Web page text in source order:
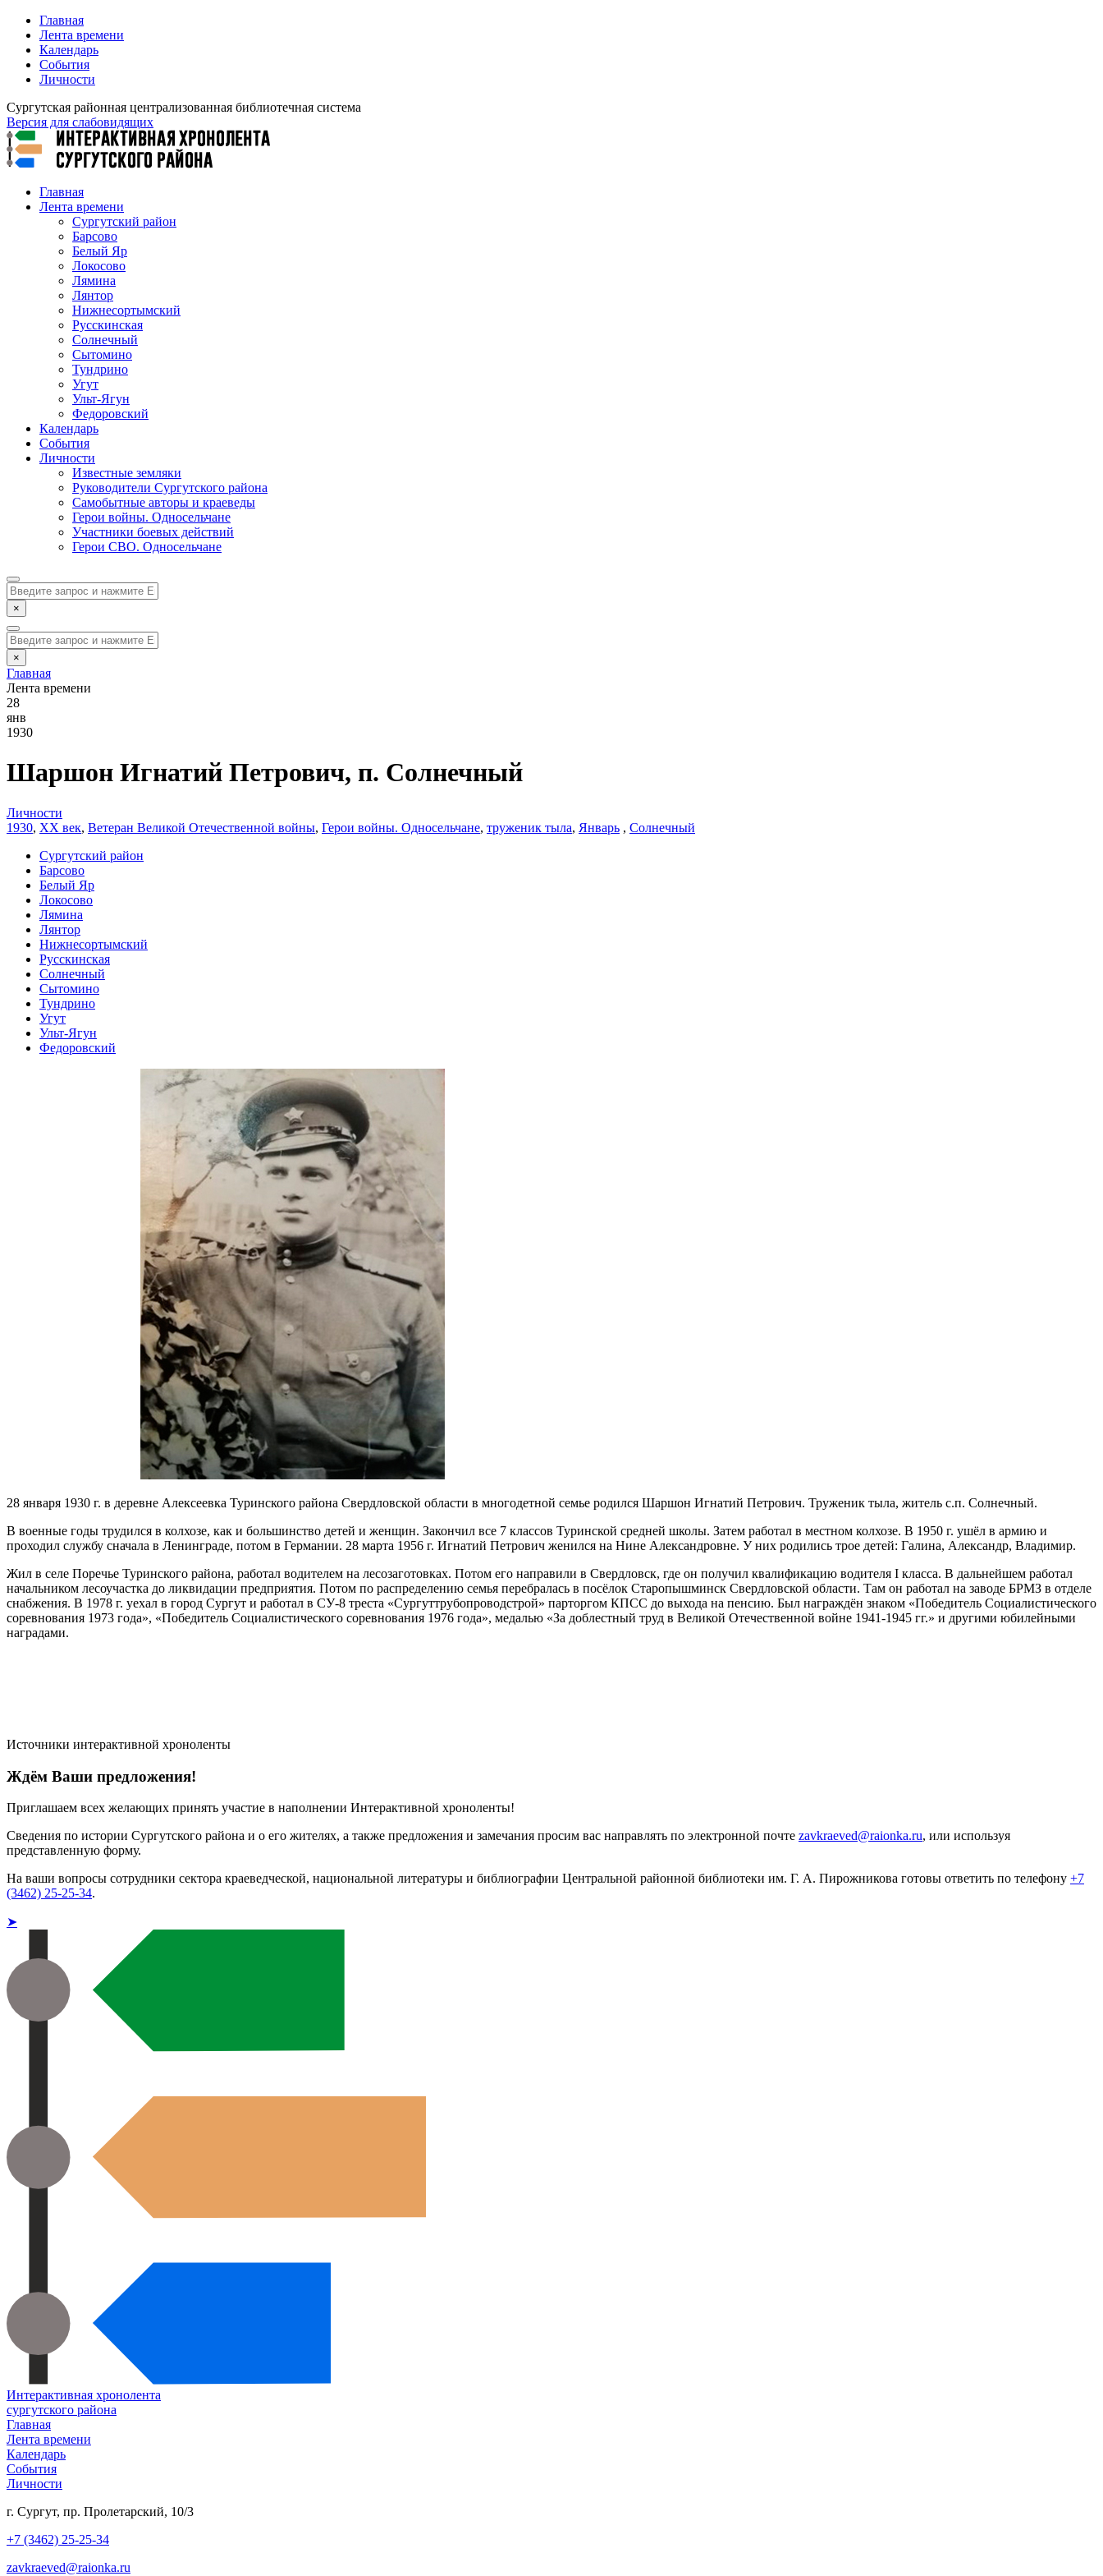
Главная
Лента времени
Календарь
События
Личности
Сургутская районная централизованная библиотечная система
Версия для слабовидящих
Главная
Лента времени
Сургутский район
Барсово
Белый Яр
Локосово
Лямина
Лянтор
Нижнесортымский
Русскинская
Солнечный
Сытомино
Тундрино
Угут
Ульт-Ягун
Федоровский
Календарь
События
Личности
Известные земляки
Руководители Сургутского района
Самобытные авторы и краеведы
Герои войны. Односельчане
Участники боевых действий
Герои СВО. Односельчане
×
×
Главная
Лента времени
28
янв
1930
Шаршон Игнатий Петрович, п. Солнечный
Личности
1930, XX век, Ветеран Великой Отечественной войны, Герои войны. Односельчане, труженик тыла, Январь , Солнечный
Сургутский район
Барсово
Белый Яр
Локосово
Лямина
Лянтор
Нижнесортымский
Русскинская
Солнечный
Сытомино
Тундрино
Угут
Ульт-Ягун
Федоровский
28 января 1930 г. в деревне Алексеевка Туринского района Свердловской области в многодетной семье родился Шаршон Игнатий Петрович. Труженик тыла, житель с.п. Солнечный.
В военные годы трудился в колхозе, как и большинство детей и женщин. Закончил все 7 классов Туринской средней школы. Затем работал в местном колхозе. В 1950 г. ушёл в армию и
проходил службу сначала в Ленинграде, потом в Германии. 28 марта 1956 г. Игнатий Петрович женился на Нине Александровне. У них родились трое детей: Галина, Александр, Владимир.
Жил в селе Поречье Туринского района, работал водителем на лесозаготовках. Потом его направили в Свердловск, где он получил квалификацию водителя I класса. В дальнейшем работал
начальником лесоучастка до ликвидации предприятия. Потом по распределению семья перебралась в посёлок Старопышминск Свердловской области. Там он работал на заводе БРМЗ в отделе
снабжения. В 1978 г. уехал в город Сургут и работал в СУ-8 треста «Сургуттрубопроводстрой» парторгом КПСС до выхода на пенсию. Был награждён знаком «Победитель Социалистического
соревнования 1973 года», «Победитель Социалистического соревнования 1976 года», медалью «За доблестный труд в Великой Отечественной войне 1941-1945 гг.» и другими юбилейными
наградами.
Источники интерактивной хроноленты
Ждём Ваши предложения!
Приглашаем всех желающих принять участие в наполнении Интерактивной хроноленты!
Сведения по истории Сургутского района и о его жителях, а также предложения и замечания просим вас направлять по электронной почте zavkraeved@raionka.ru, или используя
представленную форму.
На ваши вопросы сотрудники сектора краеведческой, национальной литературы и библиографии Центральной районной библиотеки им. Г. А. Пирожникова готовы ответить по телефону +7
(3462) 25-25-34.
➤
Интерактивная хронолента
сургутского района
Главная
Лента времени
Календарь
События
Личности
г. Сургут, пр. Пролетарский, 10/3
+7 (3462) 25-25-34
zavkraeved@raionka.ru